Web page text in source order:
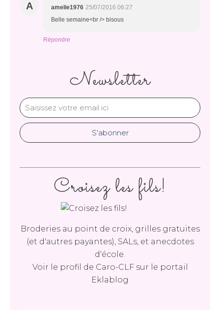
A amelie1976 25/07/2016 06:27
Belle semaine<br /> bisous
Répondre
Newsletter
Croisez les fils!
Broderies au point de croix, grilles gratuites
(et d'autres payantes), SALs, et anecdotes
d'école.
Voir le profil de Caro-CLFsur le portail
Eklablog